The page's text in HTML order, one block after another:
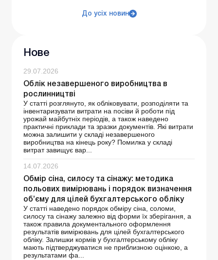
До усіх новин
Нове
29.07.2026
Облік незавершеного виробництва в
рослинництві
У статті розглянуто, як обліковувати, розподіляти та
інвентаризувати витрати на посіви й роботи під
урожай майбутніх періодів, а також наведено
практичні приклади та зразки документів. Які витрати
можна залишити у складі незавершеного
виробництва на кінець року? Помилка у складі
витрат завищує вар...
14.07.2026
Обмір сіна, силосу та сінажу: методика
польових вимірювань і порядок визначення
об’єму для цілей бухгалтерського обліку
У статті наведено порядок обміру сіна, соломи,
силосу та сінажу залежно від форми їх зберігання, а
також правила документального оформлення
результатів вимірювань для цілей бухгалтерського
обліку. Залишки кормів у бухгалтерському обліку
мають підтверджуватися не приблизною оцінкою, а
результатами фа...